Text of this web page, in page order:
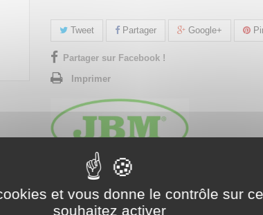
et vous donne le contrôle sur
souhaitez activer
Tweet Partager Google+
Partager sur Facebook !
Imprimer